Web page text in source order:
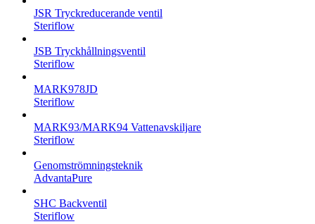
JSR Tryckreducerande ventil
Steriflow
JSB Tryckhållningsventil
Steriflow
MARK978JD
Steriflow
MARK93/MARK94 Vattenavskiljare
Steriflow
Genomströmningsteknik
AdvantaPure
SHC Backventil
Steriflow